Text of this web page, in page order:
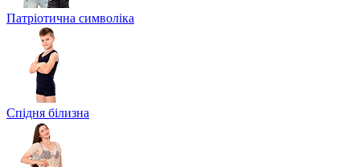
Патріотична символіка
Спідня білизна